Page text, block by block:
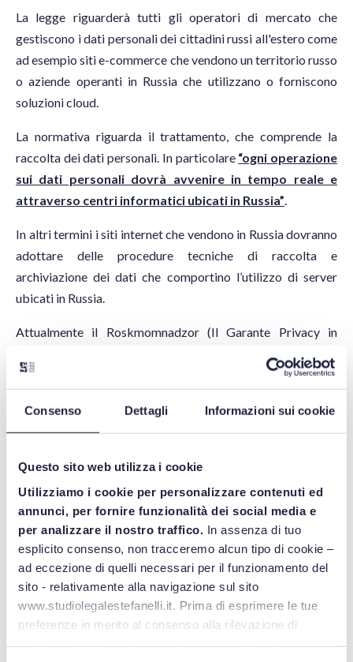
Consenso Dettagli Informazioni sui cookie
Questo sito web utilizza i cookie
Utilizziamo i cookie per personalizzare contenuti ed
annunci, per fornire funzionalità dei social media e
per analizzare il nostro traffico.
In assenza di tuo
esplicito consenso, non tracceremo alcun tipo di cookie –
ad eccezione di quelli necessari per il funzionamento del
sito - relativamente alla navigazione sul sito
www.studiolegalestefanelli.it. Prima di esprimere le tue
preferenze in merito al consenso alla rilevazione di
La legge riguarderà tutti gli operatori di mercato che
gestiscono i dati personali dei cittadini russi all'estero come
ad esempio siti e-commerce che vendono un territorio russo
o aziende operanti in Russia che utilizzano o forniscono
soluzioni cloud.
La normativa riguarda il trattamento, che comprende la
raccolta dei dati personali. In particolare “ogni operazione
sui dati personali dovrà avvenire in tempo reale e
attraverso centri informatici ubicati in Russia”.
In altri termini i siti internet che vendono in Russia dovranno
adottare delle procedure tecniche di raccolta e
archiviazione dei dati che comportino l’utilizzo di server
ubicati in Russia.
Attualmente il Roskmomnadzor (Il Garante Privacy in
Russia) ha avviato una serie di consultazioni con gli
imprenditori per esaminare le difficoltà della nuova
modalità e procedure di controllo. Tuttavia, è assai
probabile che occorreranno ancora parecchi anni prima che
la Russia possa garantire agli utenti gli stessi standard di
DIRITTO DELLE IMPRESE NUOVE TECNOLOGIE
SHARE